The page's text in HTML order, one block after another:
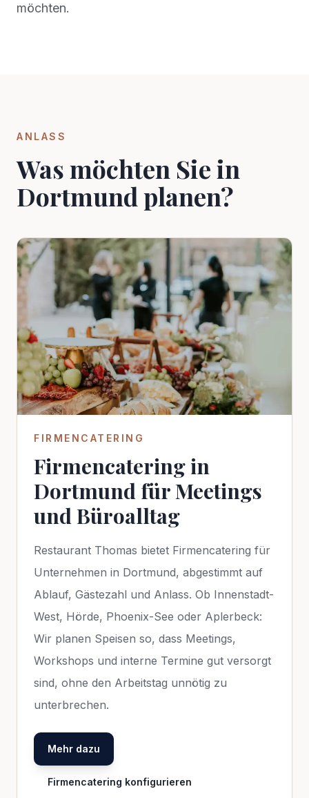
möchten.
ANLASS
Was möchten Sie in
Dortmundplanen?
FIRMENCATERING
Firmencatering in
Dortmund für Meetings
und Büroalltag
Restaurant Thomas bietet Firmencatering für
Unternehmen in Dortmund, abgestimmt auf
Ablauf, Gästezahl und Anlass. Ob Innenstadt-
West, Hörde, Phoenix-See oder Aplerbeck:
Wir planen Speisen so, dass Meetings,
Workshops und interne Termine gut versorgt
sind, ohne den Arbeitstag unnötig zu
unterbrechen.
Mehr dazu
Firmencatering konfigurieren